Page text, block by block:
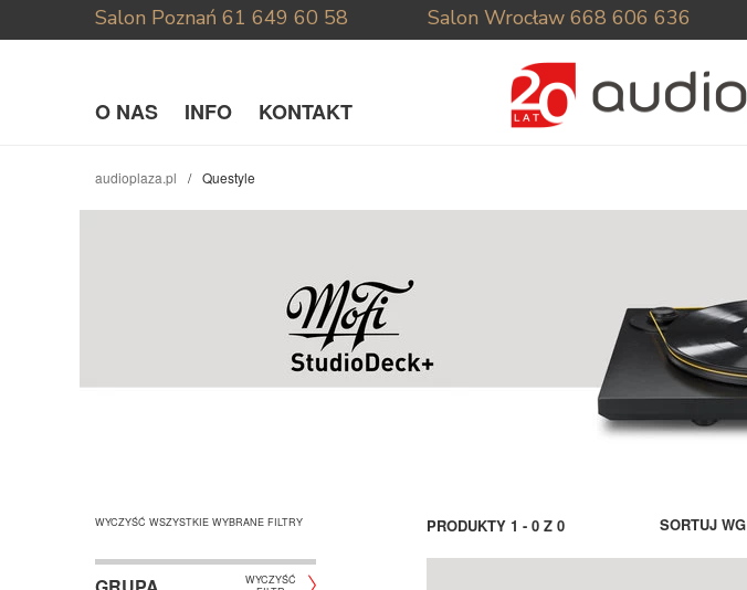
Salon Poznań 61 649 60 58 Salon Wrocław 668 606 636
O NAS INFO KONTAKT
audioplaza.pl Questyle
WYCZYŚĆ WSZYSTKIE WYBRANE FILTRY
WYCZYŚĆ
PRODUKTY 1 - 0 Z 0 SORTUJ WG